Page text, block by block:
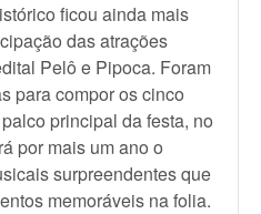
ficou ainda mais
das atrações
Pelô e Pipoca. Foram
para compor os cinco
principal da festa, no
por mais um ano o
surpreendentes que
memoráveis na folia.